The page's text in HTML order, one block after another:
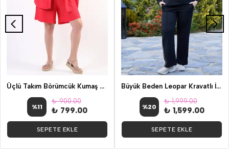
Üçlü Takım Börümcük Kumaş Siyah Renk
%11
₺ 900.00
₺ 799.00
SEPETE EKLE
Büyük Beden Leopar Kravatlı İkili Takım
%20
₺ 1,999.00
₺ 1,599.00
SEPETE EKLE